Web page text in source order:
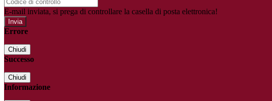
E-mail inviata, si prega di controllare la casella di posta elettronica!
Errore
Chiudi
Successo
Chiudi
Informazione